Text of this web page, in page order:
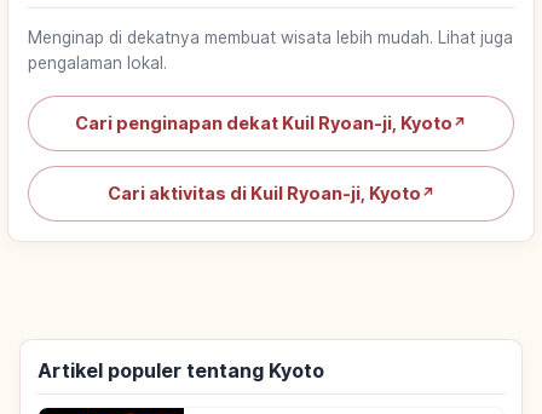
Menginap di dekatnya membuat wisata lebih mudah. Lihat juga
pengalaman lokal.
Cari penginapan dekat Kuil Ryoan-ji, Kyoto ↗
Cari aktivitas di Kuil Ryoan-ji, Kyoto ↗
Artikel populer tentang Kyoto